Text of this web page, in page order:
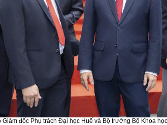
Giám đốc Phụ trách Đại học Huế và Bộ trưởng Bộ Khoa